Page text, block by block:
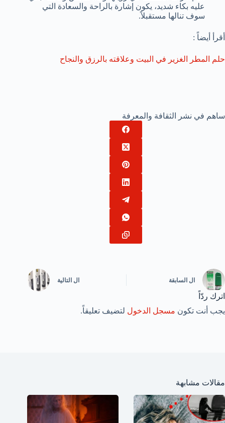
عليه بكاء شديد، يكون إشارة بالراحة والسعادة التي
سوف تنالها مستقبلاً.
أقرأ أيضاً :
حلم المطر الغزير في البيت وعلاقته بالرزق والنجاح
ساهم في نشر الثقافة والمعرفة
ال السابقة ال التالية
اترك ردّاً
يجب أنت تكون مسجل الدخول لتضيف تعليقاً.
مقالات مشابهة